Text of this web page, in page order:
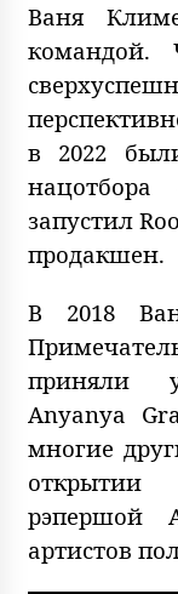
Ваня
командой.
в 2022
нацотбора
запустил
продакшен.
В 2018
приняли
Anyanya
многие
рэпершой
артистов